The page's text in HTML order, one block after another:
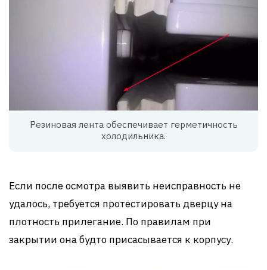
Резиновая лента обеспечивает герметичность
холодильника.
Если после осмотра выявить неисправность не
удалось, требуется протестировать дверцу на
плотность прилегание. По правилам при
закрытии она будто присасывается к корпусу.